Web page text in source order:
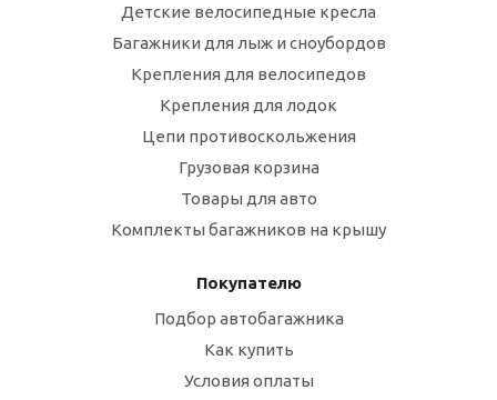
Детские велосипедные кресла
Багажники для лыж и сноубордов
Крепления для велосипедов
Крепления для лодок
Цепи противоскольжения
Грузовая корзина
Товары для авто
Комплекты багажников на крышу
Покупателю
Подбор автобагажника
Как купить
Условия оплаты